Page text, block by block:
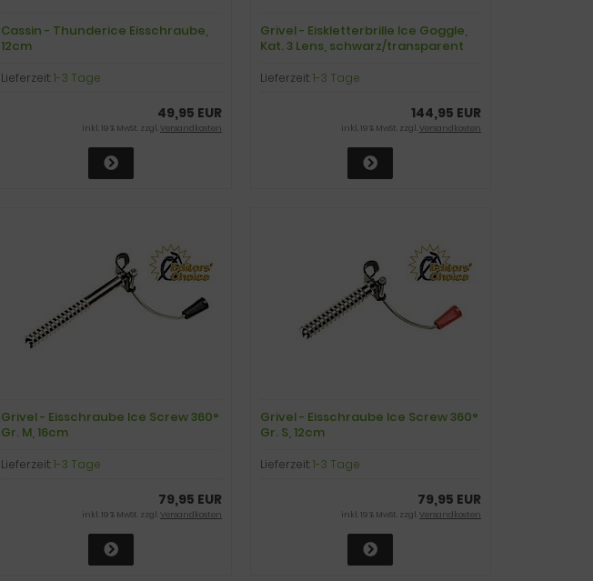
Cassin - Thunderice Eisschraube,
12cm
Lieferzeit:1-3 Tage
49,95 EUR
inkl. 19 % MwSt. zzgl.Versandkosten
Grivel - Eiskletterbrille Ice Goggle,
Kat. 3 Lens, schwarz/transparent
Lieferzeit:1-3 Tage
144,95 EUR
inkl. 19 % MwSt. zzgl.Versandkosten
Grivel - Eisschraube Ice Screw 360°
Gr. M, 16cm
Lieferzeit:1-3 Tage
79,95 EUR
inkl. 19 % MwSt. zzgl.Versandkosten
Grivel - Eisschraube Ice Screw 360°
Gr. S, 12cm
Lieferzeit:1-3 Tage
79,95 EUR
inkl. 19 % MwSt. zzgl.Versandkosten